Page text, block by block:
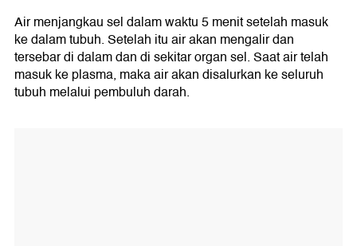
Air menjangkau sel dalam waktu 5 menit setelah masuk
ke dalam tubuh. Setelah itu air akan mengalir dan
tersebar di dalam dan di sekitar organ sel. Saat air telah
masuk ke plasma, maka air akan disalurkan ke seluruh
tubuh melalui pembuluh darah.